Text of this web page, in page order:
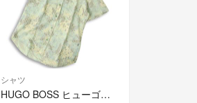
シャツ
HUGO BOSS ヒューゴボス 春夏 花柄×ストライプ★ 半袖 レーヨン スリム ストライプ 総柄 アロハ シャツ Sz.S メンズ